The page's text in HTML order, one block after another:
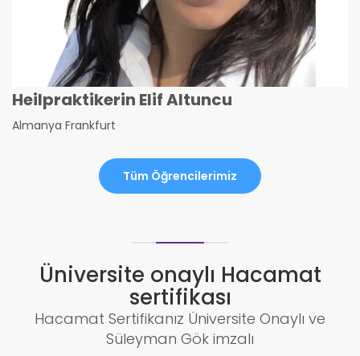
Heilpraktikerin Elif Altuncu
Almanya Frankfurt
Tüm Öğrencilerimiz
Üniversite onaylı Hacamat
sertifikası
Hacamat Sertifikanız Üniversite Onaylı ve
Süleyman Gök imzalı